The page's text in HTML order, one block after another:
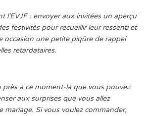
l'EVJF : envoyer aux invitées un aperçu
festivités pour recueillir leur ressenti et
occasion une petite piqûre de rappel
retardataires.
près à ce moment-là que vous pouvez
aux surprises que vous allez
mariage. Si vous voulez commander,